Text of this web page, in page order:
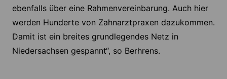
ebenfalls über eine Rahmenvereinbarung. Auch hier
werden Hunderte von Zahnarztpraxen dazukommen.
Damit ist ein breites grundlegendes Netz in
Niedersachsen gespannt“, so Berhrens.